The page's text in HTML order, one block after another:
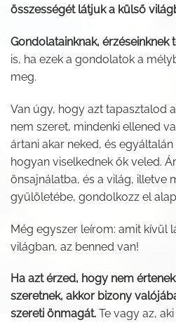
összességét látjuk a külső
Gondolatainknak, érzéseinknek
is, ha ezek a gondolatok a
meg.
Van úgy, hogy azt tapasztalod
nem szeret, mindenki ellened
ártani akar neked, és
hogyan viselkednek ők veled.
önsajnálatba, és a világ, illetve
gyűlöletébe, gondolkozz el
Még egyszer leírom: amit kívül
világban, az benned van!
Ha azt érzed, hogy nem
szeretnek, akkor bizony
szereti önmagát. Te vagy az,